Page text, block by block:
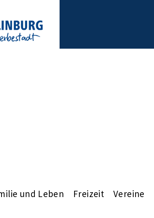
und Leben Freizeit Vereine